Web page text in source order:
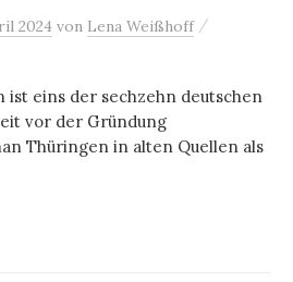
2024 von Lena Weißhoff /
ist eins der sechzehn deutschen
vor der Gründung
Thüringen in alten Quellen als